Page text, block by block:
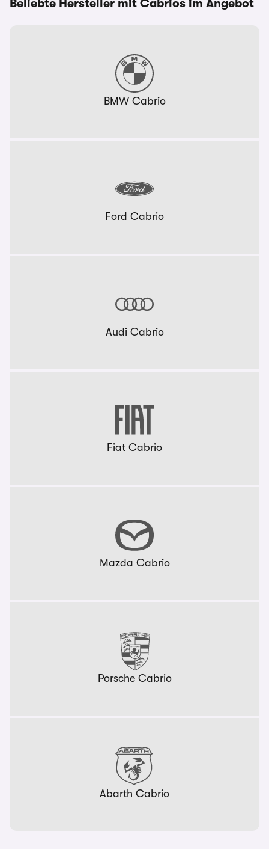
Beliebte Hersteller mit Cabrios im Angebot
BMW Cabrio
Ford Cabrio
Audi Cabrio
Fiat Cabrio
Mazda Cabrio
Porsche Cabrio
Abarth Cabrio